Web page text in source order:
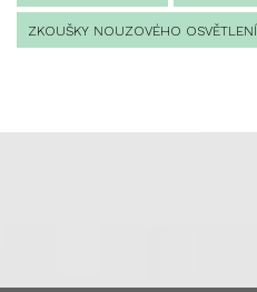
ZKOUŠKY NOUZOVÉHO OSVĚTLENÍ